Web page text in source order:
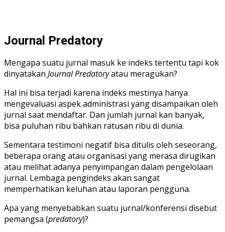
Journal Predatory
Mengapa suatu jurnal masuk ke indeks tertentu tapi kok
dinyatakan Journal Predatoryatau meragukan?
Hal ini bisa terjadi karena indeks mestinya hanya
mengevaluasi aspek administrasi yang disampaikan oleh
jurnal saat mendaftar. Dan jumlah jurnal kan banyak,
bisa puluhan ribu bahkan ratusan ribu di dunia.
Sementara testimoni negatif bisa ditulis oleh seseorang,
beberapa orang atau organisasi yang merasa dirugikan
atau melihat adanya penyimpangan dalam pengelolaan
jurnal. Lembaga pengindeks akan sangat
memperhatikan keluhan atau laporan pengguna.
Apa yang menyebabkan suatu jurnal/konferensi disebut
pemangsa (predatory)?